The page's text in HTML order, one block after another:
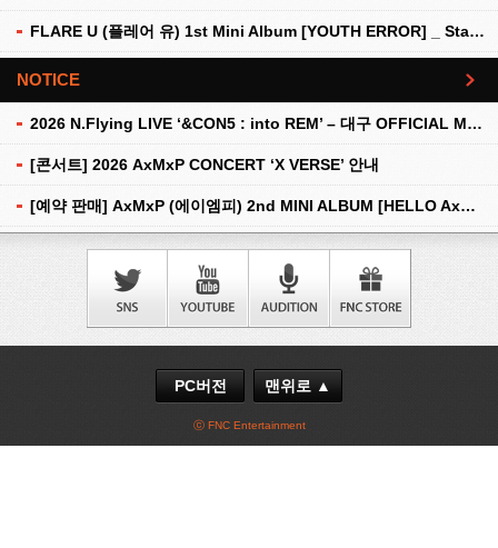
FLARE U (플레어 유) 1st Mini Album [YOUTH ERROR] _ Stationery Kit Ver.
NOTICE
2026 N.Flying LIVE ‘&CON5 : into REM’ – 대구 OFFICIAL MD 현장 판매 안내
[콘서트] 2026 AxMxP CONCERT ‘X VERSE’ 안내
[예약 판매] AxMxP (에이엠피) 2nd MINI ALBUM [HELLO AxMxP] 예약 판매 안내
더보기
PC버전 맨위로 ▲
ⓒ FNC Entertainment